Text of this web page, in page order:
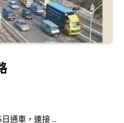
通車，連接 ...